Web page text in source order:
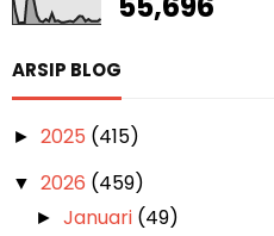
ARSIP BLOG
► 2025 (415)
▼ 2026 (459)
►Januari (49)